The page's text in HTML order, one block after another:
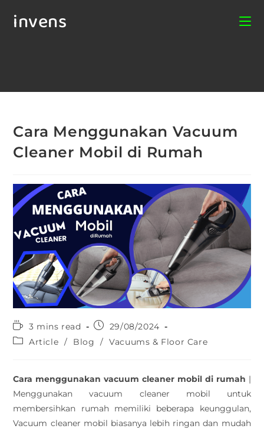
invens
Cara Menggunakan Vacuum
Cleaner Mobil di Rumah
3 mins read
29/08/2024
Article / Blog / Vacuums & Floor Care
Cara menggunakan vacuum cleaner mobil di rumah |
Menggunakan vacuum cleaner mobil untuk
membersihkan rumah memiliki beberapa keunggulan,
Vacuum cleaner mobil biasanya lebih ringan dan mudah